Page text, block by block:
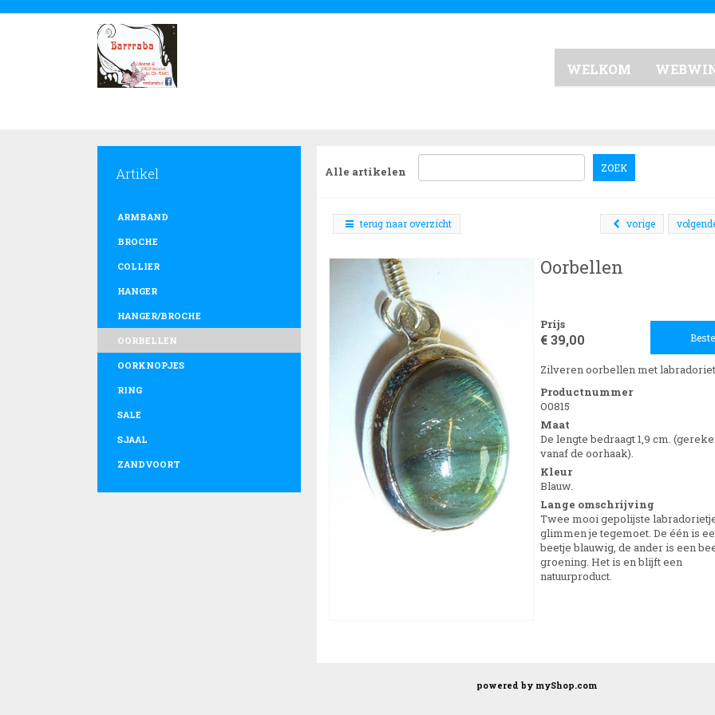
WELKOM
Artikel
ARMBAND
BROCHE
COLLIER
HANGER
HANGER/BROCHE
OORBELLEN
OORKNOPJES
RING
SALE
SJAAL
ZANDVOORT
Alle artikelen ZOEK
terug naar overzicht vorige
Oorbellen
Prijs
€ 39,00
Zilveren oorbellen met
Productnummer
O0815
Maat
De lengte bedraagt 1,9 cm.
vanaf de oorhaak).
Kleur
Blauw.
Lange omschrijving
Twee mooi gepolijste
glimmen je tegemoet. De één is
beetje blauwig, de ander is een
groening. Het is en blijft een
natuurproduct.
powered by myShop.com